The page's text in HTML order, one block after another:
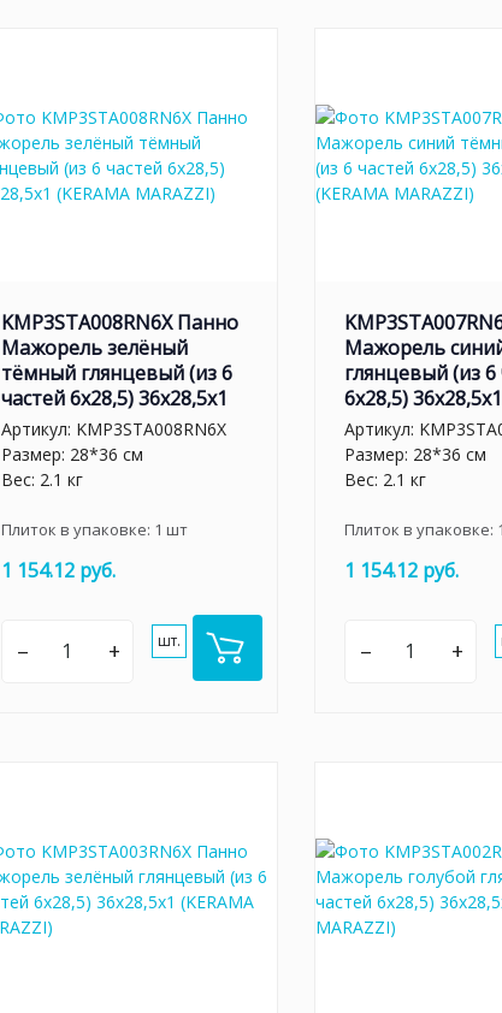
KMP3STA008RN6X Панно
Мажорель зелёный
тёмный глянцевый (из 6
частей 6х28,5) 36x28,5x1
Артикул: KMP3STA008RN6X
Размер: 28*36 см
Вес: 2.1 кг
Плиток в упаковке: 1 шт
1 154.12 руб.
– + шт.
Мажорель
глянцевый (из 6
6х28,5) 36x28,5x1
Артикул:
Размер: 28*36 см
Вес: 2.1 кг
Плиток в упаковке: 1
1 154.12 руб.
– +